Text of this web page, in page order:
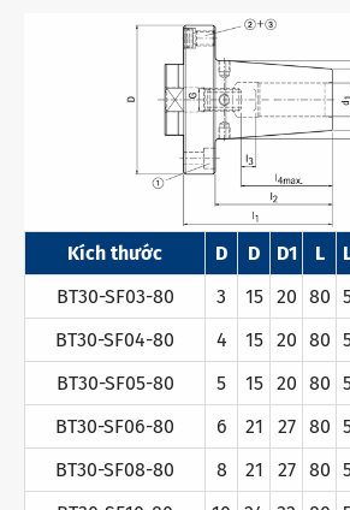
Kích thước D D D1 L
BT30-SF03-80
3 15 20 80
BT30-SF04-80
4 15 20 80
BT30-SF05-80
5 15 20 80
BT30-SF06-80
6 21 27 80
BT30-SF08-80
8 21 27 80